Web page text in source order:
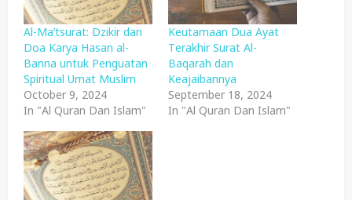
Al-Ma’tsurat: Dzikir dan
Doa Karya Hasan al-
Banna untuk Penguatan
Spiritual Umat Muslim
October 9, 2024
In "Al Quran Dan Islam"
Keutamaan Dua Ayat
Terakhir Surat Al-
Baqarah dan
Keajaibannya
September 18, 2024
In "Al Quran Dan Islam"